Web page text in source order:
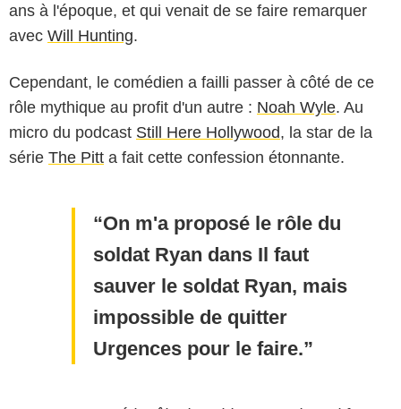
ans à l'époque, et qui venait de se faire remarquer
avec Will Hunting.
Cependant, le comédien a failli passer à côté de ce
rôle mythique au profit d'un autre : Noah Wyle. Au
micro du podcast Still Here Hollywood, la star de la
série The Pitt a fait cette confession étonnante.
On m'a proposé le rôle du
soldat Ryan dans Il faut
sauver le soldat Ryan, mais
impossible de quitter
Urgences pour le faire.